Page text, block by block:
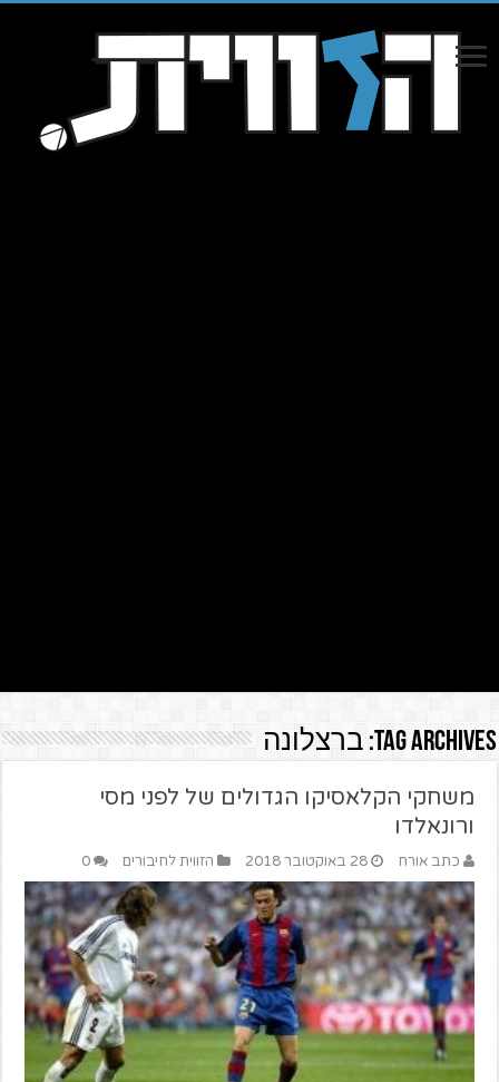
Tag Archives: ברצלונה
משחקי הקלאסיקו הגדולים של לפני מסי
ורונאלדו
כתב אורח 28 באוקטובר 2018 הזווית לחיבורים 0